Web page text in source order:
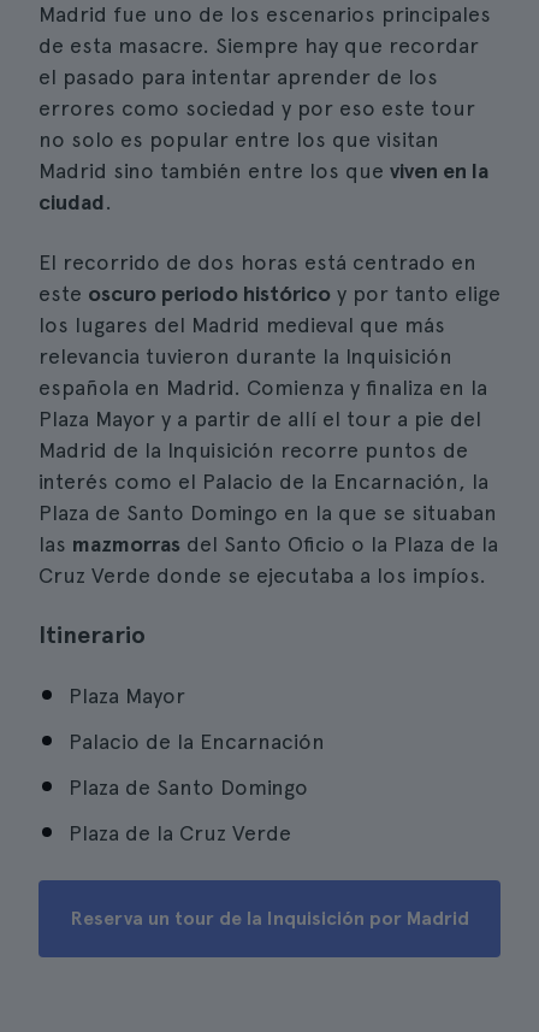
Madrid fue uno de los escenarios principales
de esta masacre. Siempre hay que recordar
el pasado para intentar aprender de los
errores como sociedad y por eso este tour
no solo es popular entre los que visitan
Madrid sino también entre los que viven en la
ciudad.
El recorrido de dos horas está centrado en
este oscuro periodo histórico y por tanto elige
los lugares del Madrid medieval que más
relevancia tuvieron durante la Inquisición
española en Madrid. Comienza y finaliza en la
Plaza Mayor y a partir de allí el tour a pie del
Madrid de la Inquisición recorre puntos de
interés como el Palacio de la Encarnación, la
Plaza de Santo Domingo en la que se situaban
las mazmorras del Santo Oficio o la Plaza de la
Cruz Verde donde se ejecutaba a los impíos.
Itinerario
Plaza Mayor
Palacio de la Encarnación
Plaza de Santo Domingo
Plaza de la Cruz Verde
Reserva un tour de la Inquisición por Madrid